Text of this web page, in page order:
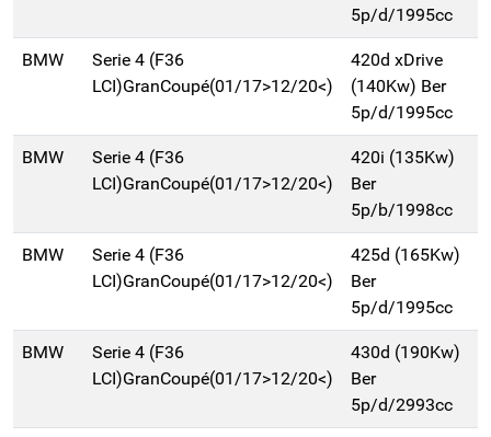
5p/d/1995cc
BMW
Serie 4 (F36
LCI)GranCoupé(01/17>12/20<)
420d xDrive
(140Kw) Ber
5p/d/1995cc
BMW
Serie 4 (F36
LCI)GranCoupé(01/17>12/20<)
420i (135Kw)
Ber
5p/b/1998cc
BMW
Serie 4 (F36
LCI)GranCoupé(01/17>12/20<)
425d (165Kw)
Ber
5p/d/1995cc
BMW
Serie 4 (F36
LCI)GranCoupé(01/17>12/20<)
430d (190Kw)
Ber
5p/d/2993cc